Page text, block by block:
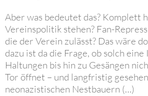
Aber was bedeutet das? Komplett
Vereinspolitik stehen? Fan-
die der Verein zulässt? Das wäre
dazu ist da die Frage, ob solch
Haltungen bis hin zu Gesängen
Tor öffnet – und langfristig
neonazistischen Nestbauern (…)